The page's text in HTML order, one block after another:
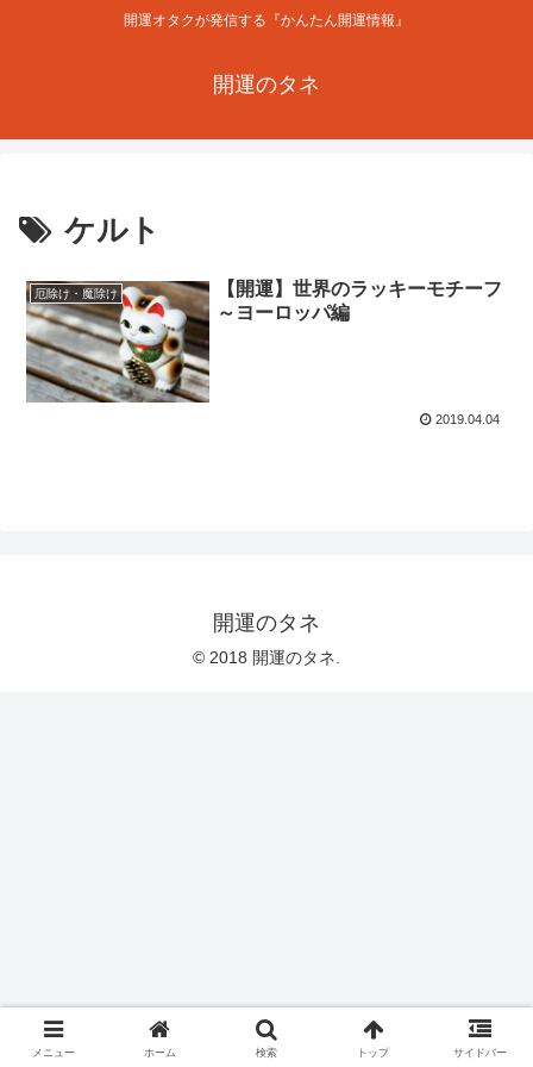
開運オタクが発信する『かんたん開運情報』
開運のタネ
ケルト
厄除け・魔除け
【開運】世界のラッキーモチーフ
～ヨーロッパ編
2019.04.04
開運のタネ
© 2018 開運のタネ.
メニュー ホーム 検索 トップ サイドバー